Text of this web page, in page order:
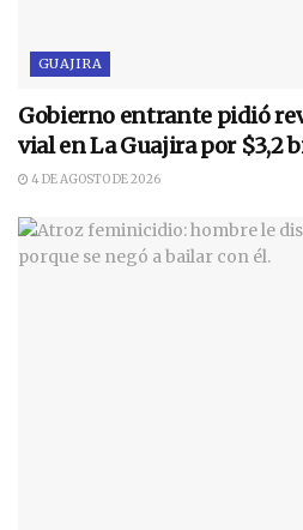
GUAJIRA
Gobierno entrante pidió
vial en La Guajira por $3,2
4 DE AGOSTO DE 2026